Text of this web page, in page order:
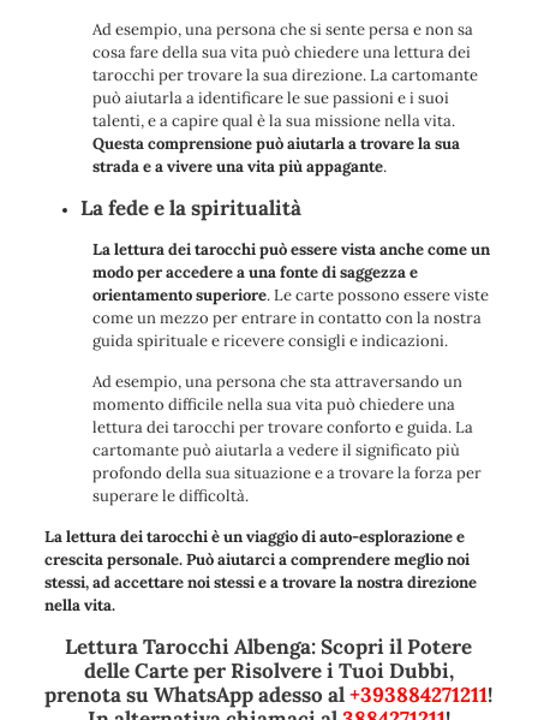
Ad esempio, una persona che si sente persa e non sa
cosa fare della sua vita può chiedere una lettura dei
tarocchi per trovare la sua direzione. La cartomante
può aiutarla a identificare le sue passioni e i suoi
talenti, e a capire qual è la sua missione nella vita.
Questa comprensione può aiutarla a trovare la sua
strada e a vivere una vita più appagante.
La fede e la spiritualità
La lettura dei tarocchi può essere vista anche come un
modo per accedere a una fonte di saggezza e
orientamento superiore. Le carte possono essere viste
come un mezzo per entrare in contatto con la nostra
guida spirituale e ricevere consigli e indicazioni.
Ad esempio, una persona che sta attraversando un
momento difficile nella sua vita può chiedere una
lettura dei tarocchi per trovare conforto e guida. La
cartomante può aiutarla a vedere il significato più
profondo della sua situazione e a trovare la forza per
superare le difficoltà.
La lettura dei tarocchi è un viaggio di auto-esplorazione e
crescita personale. Può aiutarci a comprendere meglio noi
stessi, ad accettare noi stessi e a trovare la nostra direzione
nella vita.
Lettura Tarocchi Albenga: Scopri il Potere
delle Carte per Risolvere i Tuoi Dubbi,
prenota su WhatsApp adesso al+393884271211!